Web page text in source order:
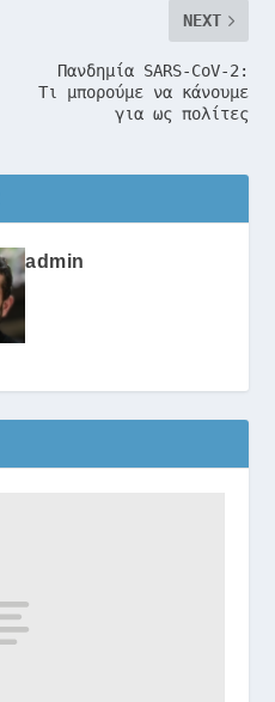
NEXT
Πανδημία SARS-CoV-2:
Τι μπορούμε να κάνουμε
για ως πολίτες
admin